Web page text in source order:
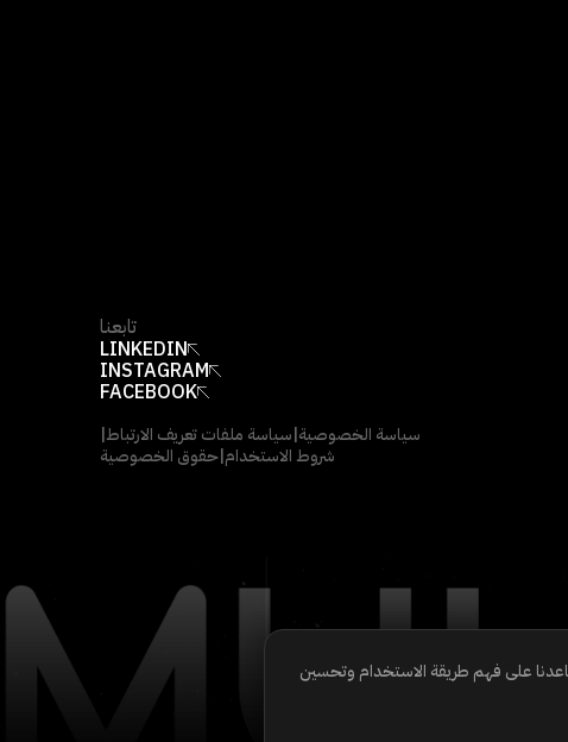
تابعنا
LINKEDIN
INSTAGRAM
FACEBOOK
سياسة الخصوصية|سياسة ملفات تعريف الارتباط|
شروط الاستخدام|حقوق الخصوصية
على فهم طريقة الاستخدام وتحسين